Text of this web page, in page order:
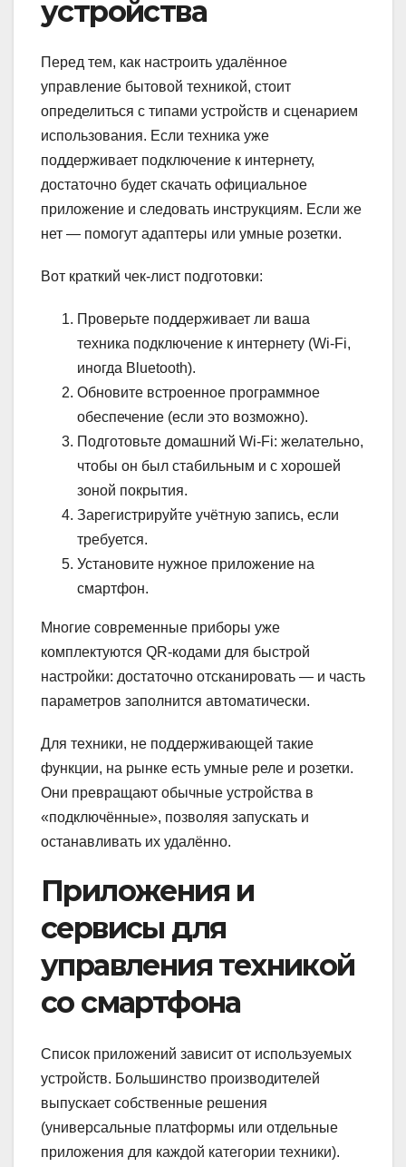
устройства
Перед тем, как настроить удалённое
управление бытовой техникой, стоит
определиться с типами устройств и сценарием
использования. Если техника уже
поддерживает подключение к интернету,
достаточно будет скачать официальное
приложение и следовать инструкциям. Если же
нет — помогут адаптеры или умные розетки.
Вот краткий чек-лист подготовки:
Проверьте поддерживает ли ваша
техника подключение к интернету (Wi-Fi,
иногда Bluetooth).
Обновите встроенное программное
обеспечение (если это возможно).
Подготовьте домашний Wi-Fi: желательно,
чтобы он был стабильным и с хорошей
зоной покрытия.
Зарегистрируйте учётную запись, если
требуется.
Установите нужное приложение на
смартфон.
Многие современные приборы уже
комплектуются QR-кодами для быстрой
настройки: достаточно отсканировать — и часть
параметров заполнится автоматически.
Для техники, не поддерживающей такие
функции, на рынке есть умные реле и розетки.
Они превращают обычные устройства в
«подключённые», позволяя запускать и
останавливать их удалённо.
Приложения и
сервисы для
управления техникой
со смартфона
Список приложений зависит от используемых
устройств. Большинство производителей
выпускает собственные решения
(универсальные платформы или отдельные
приложения для каждой категории техники).